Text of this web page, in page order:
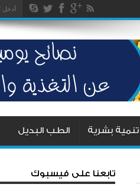
تنمية بشرية الطب البديل
تابعنا على فيسبوك